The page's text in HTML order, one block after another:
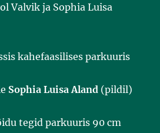
Valvik ja Sophia Luisa
kahefaasilises parkuuris
Sophia Luisa Aland (pildil)
tegid parkuuris 90 cm